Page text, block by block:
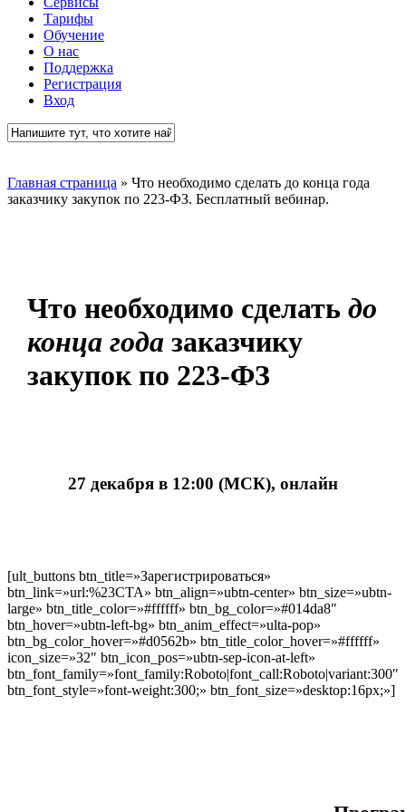
Тарифы
Обучение
О нас
Поддержка
Регистрация
Вход
Главная страница » Что необходимо сделать до конца года
заказчику закупок по 223-ФЗ. Бесплатный вебинар.
Что необходимо сделать до
конца годазаказчику
закупок по 223-ФЗ
27 декабря в 12:00 (МСК), онлайн
[ult_buttons btn_title=»Зарегистрироваться»
btn_link=»url:%23CTA» btn_align=»ubtn-center» btn_size=»ubtn-
large» btn_title_color=»#ffffff» btn_bg_color=»#014da8″
btn_hover=»ubtn-left-bg» btn_anim_effect=»ulta-pop»
btn_bg_color_hover=»#d0562b» btn_title_color_hover=»#ffffff»
icon_size=»32″ btn_icon_pos=»ubtn-sep-icon-at-left»
btn_font_family=»font_family:Roboto|font_call:Roboto|variant:300″
btn_font_style=»font-weight:300;» btn_font_size=»desktop:16px;»]